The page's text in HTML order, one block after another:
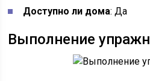
Доступно ли дома: Да
Выполнение